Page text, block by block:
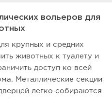
вольеров для
крупных и средних
животных к туалету и
доступ ко всей
Металлические секции
легко собираются